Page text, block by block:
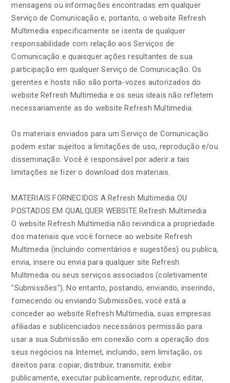
mensagens ou informações encontradas em qualquer
Serviço de Comunicação e, portanto, o website Refresh
Multimedia especificamente se isenta de qualquer
responsabilidade com relação aos Serviços de
Comunicação e quaisquer ações resultantes de sua
participação em qualquer Serviço de Comunicação. Os
gerentes e hosts não são porta-vozes autorizados do
website Refresh Multimedia e os seus ideais não refletem
necessariamente as do website Refresh Multimedia.
Os materiais enviados para um Serviço de Comunicação
podem estar sujeitos a limitações de uso, reprodução e/ou
disseminação. Você é responsável por aderir a tais
limitações se fizer o download dos materiais.
MATERIAIS FORNECIDOS A Refresh Multimedia OU
POSTADOS EM QUALQUER WEBSITE Refresh Multimedia
O website Refresh Multimedia não reivindica a propriedade
dos materiais que você fornece ao website Refresh
Multimedia (incluindo comentários e sugestões) ou publica,
envia, insere ou envia para qualquer site Refresh
Multimedia ou seus serviços associados (coletivamente
"Submissões"). No entanto, postando, enviando, inserindo,
fornecendo ou enviando Submissões, você está a
conceder ao website Refresh Multimedia, suas empresas
afiliadas e sublicenciados necessários permissão para
usar a sua Submissão em conexão com a operação dos
seus negócios na Internet, incluindo, sem limitação, os
direitos para: copiar, distribuir, transmitir, exibir
publicamente, executar publicamente, reproduzir, editar,